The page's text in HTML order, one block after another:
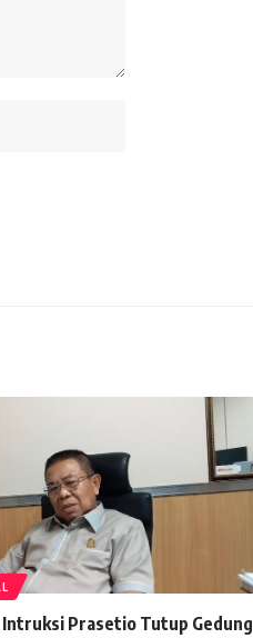
Intruksi Prasetio Tutup Gedung